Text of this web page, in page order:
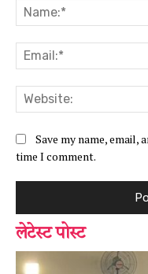
Save my name,
time I comment.
लेटेस्ट पोस्ट